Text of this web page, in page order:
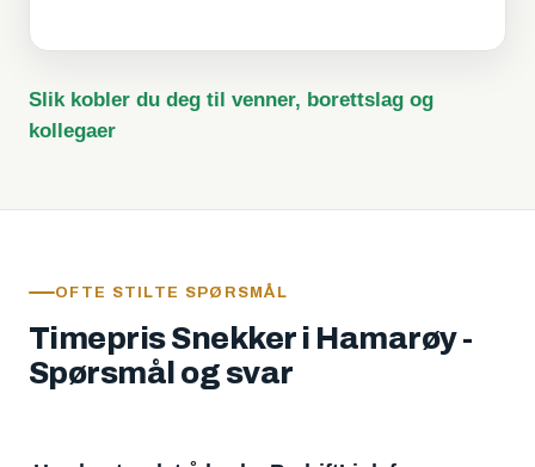
Slik kobler du deg til venner, borettslag og
kollegaer
OFTE STILTE SPØRSMÅL
Timepris Snekker i Hamarøy -
Spørsmål og svar